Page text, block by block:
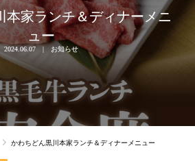
本家ランチ＆ディナーメニ
ュー
2024.06.07 お知らせ
かわちどん黒川本家ランチ＆ディナーメニュー